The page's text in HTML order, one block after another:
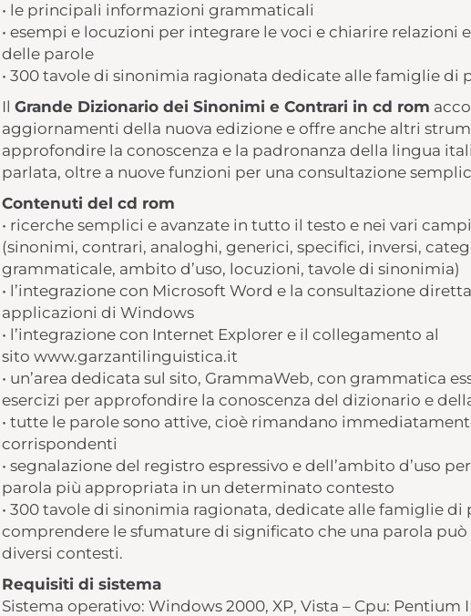
• le principali informazioni grammaticali
• esempi e locuzioni per integrare le voci e chiarire relazioni
delle parole
• 300 tavole di sinonimia ragionata dedicate alle famiglie di
Il Grande Dizionario dei Sinonimi e Contrari in cd rom
aggiornamenti della nuova edizione e offre anche altri
approfondire la conoscenza e la padronanza della lingua
parlata, oltre a nuove funzioni per una consultazione
Contenuti del cd rom
• ricerche semplici e avanzate in tutto il testo e nei vari
(sinonimi, contrari, analoghi, generici, specifici, inversi,
grammaticale, ambito d’uso, locuzioni, tavole di sinonimia)
• l’integrazione con Microsoft Word e la consultazione
applicazioni di Windows
• l’integrazione con Internet Explorer e il collegamento al
sito www.garzantilinguistica.it
• un’area dedicata sul sito, GrammaWeb, con grammatica
esercizi per approfondire la conoscenza del dizionario e
• tutte le parole sono attive, cioè rimandano
corrispondenti
• segnalazione del registro espressivo e dell’ambito d’uso
parola più appropriata in un determinato contesto
• 300 tavole di sinonimia ragionata, dedicate alle famiglie di
comprendere le sfumature di significato che una parola può
diversi contesti.
Requisiti di sistema
Sistema operativo: Windows 2000, XP, Vista – Cpu: Pentium